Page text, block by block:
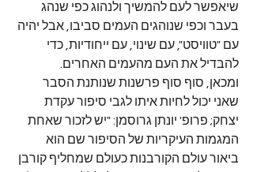
שיאפשר לעם להמשיך ולנהוג כפי שנהג
בעבר וכפי שנוהגים העמים סביבו, אבל יהיה
עם "טוויסט", עם שינוי, עם ייחודיות, כדי
להבדיל את העם מהעמים האחרים.
ומכאן, סוף סוף פרשנות שנותנת הסבר
שאני יכול לחיות איתו לגבי סיפור עקדת
יצחק; פרופ' יונתן גרוסמן: "יש לזכור שאחת
המגמות העיקריות של הסיפור שם הוא
ביאור עולם הקורבנות כעולם שמחליף קורבן